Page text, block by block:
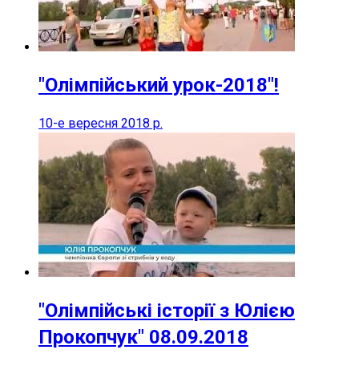
"Олімпійський урок-2018"!
10-е вересня 2018 р.
"Олімпійські історії з Юлією
Прокопчук" 08.09.2018